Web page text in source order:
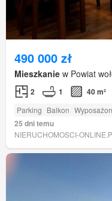
490 000 zł
Mieszkanie w Powiat
2 1 40 m²
Parking Balkon
25 dni temu
NIERUCHOMOSCI-